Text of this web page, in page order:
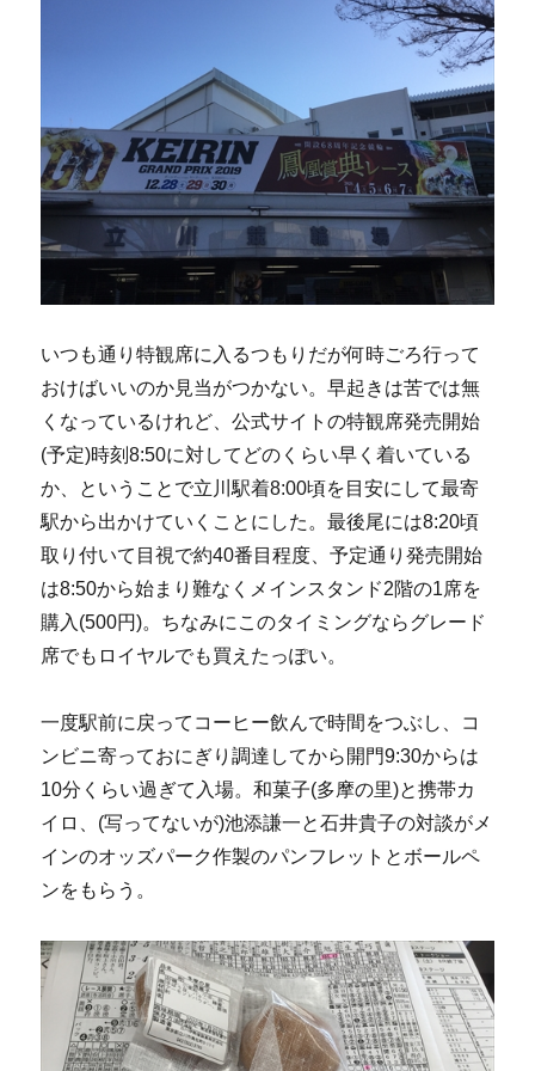
いつも通り特観席に入るつもりだが何時ごろ行って
おけばいいのか見当がつかない。早起きは苦では無
くなっているけれど、公式サイトの特観席発売開始
(予定)時刻8:50に対してどのくらい早く着いている
か、ということで立川駅着8:00頃を目安にして最寄
駅から出かけていくことにした。最後尾には8:20頃
取り付いて目視で約40番目程度、予定通り発売開始
は8:50から始まり難なくメインスタンド2階の1席を
購入(500円)。ちなみにこのタイミングならグレード
席でもロイヤルでも買えたっぽい。
一度駅前に戻ってコーヒー飲んで時間をつぶし、コ
ンビニ寄っておにぎり調達してから開門9:30からは
10分くらい過ぎて入場。和菓子(多摩の里)と携帯カ
イロ、(写ってないが)池添謙一と石井貴子の対談がメ
インのオッズパーク作製のパンフレットとボールペ
ンをもらう。